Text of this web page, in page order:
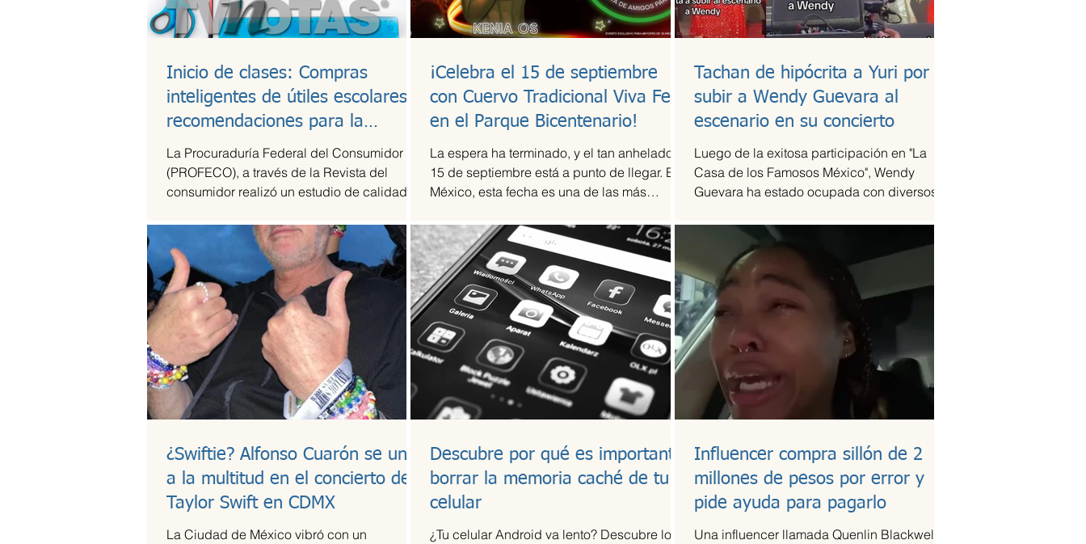
Inicio de clases: Compras
inteligentes de útiles escolares y
recomendaciones para la
lonchera
La Procuraduría Federal del Consumidor
(PROFECO), a través de la Revista del
consumidor realizó un estudio de calidad a
¡Celebra el 15 de septiembre
con Cuervo Tradicional Viva Fest
en el Parque Bicentenario!
La espera ha terminado, y el tan anhelado
15 de septiembre está a punto de llegar. En
México, esta fecha es una de las más
Tachan de hipócrita a Yuri por
subir a Wendy Guevara al
escenario en su concierto
Luego de la exitosa participación en "La
Casa de los Famosos México", Wendy
Guevara ha estado ocupada con diversos
¿Swiftie? Alfonso Cuarón se une
a la multitud en el concierto de
Taylor Swift en CDMX
La Ciudad de México vibró con un
Descubre por qué es importante
borrar la memoria caché de tu
celular
¿Tu celular Android va lento? Descubre los
Influencer compra sillón de 2
millones de pesos por error y
pide ayuda para pagarlo
Una influencer llamada Quenlin Blackwell,